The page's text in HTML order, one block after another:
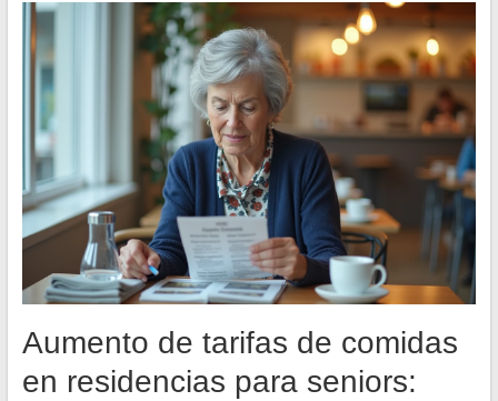
Aumento de tarifas de comidas
en residencias para seniors: